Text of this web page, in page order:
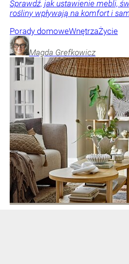
Sprawdź, jak ustawienie mebli,
rośliny wpływają na komfort i
Porady domoweWnętrzaŻycie
Magda Grefkowicz